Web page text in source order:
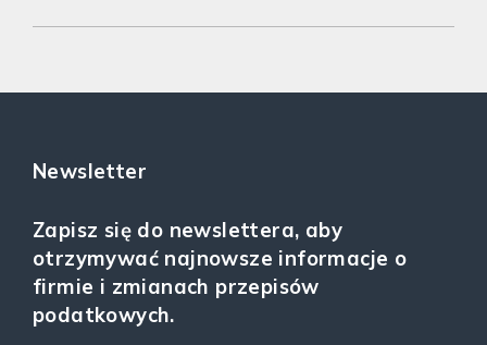
Newsletter
Zapisz się do newslettera, aby
otrzymywać najnowsze informacje o
firmie i zmianach przepisów
podatkowych.